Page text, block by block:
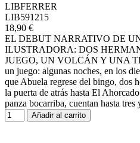
LIBFERRER
LIB591215
18,90 €
EL DEBUT NARRATIVO DE
ILUSTRADORA: DOS
JUEGO, UN VOLCÁN Y UNA
un juego: algunas noches, en los
que Abuela regrese del bingo, dos
la puerta de atrás hasta El
panza bocarriba, cuentan hasta tres
Añadir al carrito